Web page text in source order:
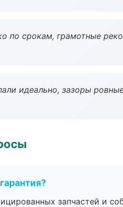
по срокам, грамотные
идеально, зазоры
запчастей и